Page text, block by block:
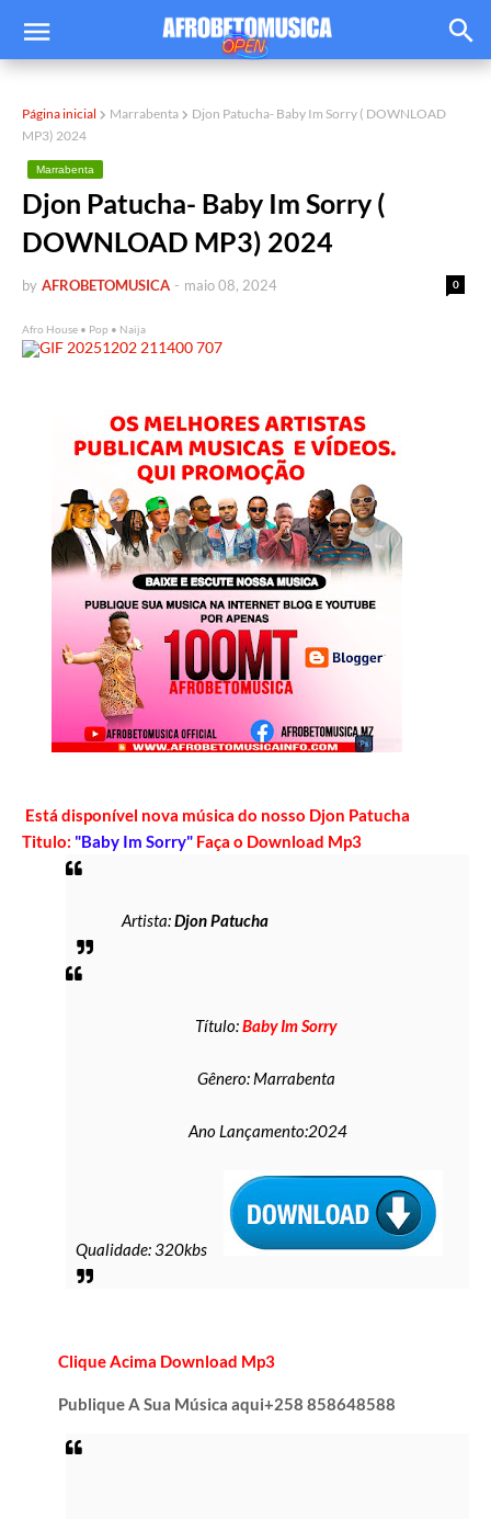
Página inicial Marrabenta
Djon Patucha- Baby Im Sorry ( DOWNLOAD
MP3) 2024
Marrabenta
Djon Patucha- Baby Im Sorry (
DOWNLOAD MP3) 2024
by AFROBETOMUSICA 0
- maio 08, 2024
Afro House • Pop • Naija
Está disponível nova música do nosso Djon Patucha
Titulo: "Baby Im Sorry" Faça o Download Mp3
Artista:Djon Patucha
Título:Baby Im Sorry
Gênero: Marrabenta
Ano Lançamento:2024
Qualidade: 320kbs
Clique Acima Download Mp3
Publique A Sua Música aqui+258 858648588